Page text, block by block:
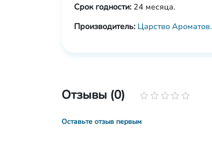
Срок годности: 24 месяца.
Производитель: Царство Ароматов.
Отзывы (0)
Оставьте отзыв первым